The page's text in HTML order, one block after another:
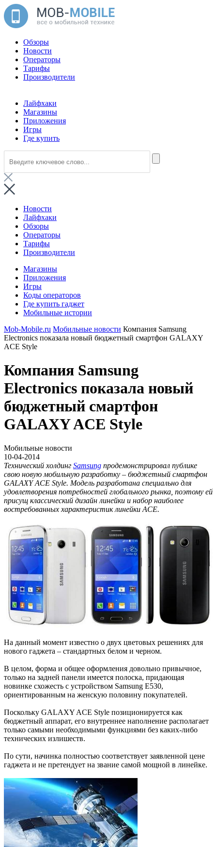
Обзоры
Новости
Операторы
Тарифы
Производители
Лайфхаки
Магазины
Приложения
Игры
Где купить
Новости
Лайфхаки
Обзоры
Операторы
Тарифы
Производители
Магазины
Приложения
Игры
Коды операторов
Где купить гаджет
Мобильные истории
Mob-Mobile.ru Мобильные новости Компания Samsung
Electronics показала новый бюджетный смартфон GALAXY
ACE Style
Компания Samsung
Electronics показала новый
бюджетный смартфон
GALAXY ACE Style
Мобильные новости
10-04-2014
Технический холдинг Samsung продемонстрировал публике
свою новую мобильную разработку – бюджетный смартфон
GALAXY ACE Style. Модель разработана специально для
удовлетворения потребностей глобального рынка, поэтому ей
присущ классический дизайн линейки и набор наиболее
востребованных характеристик линейки ACE.
На данный момент известно о двух цветовых решениях для
нового гаджета – стандартных белом и черном.
В целом, форма и общее оформления довольно привычное,
только на задней панели имеется полоска, придающая
новинке схожесть с устройством Samsung E530,
ориентированным на женскую половину покупателей.
Поскольку GALAXY ACE Style позиционируется как
бюджетный аппарат, его внутреннее наполнение располагает
только самыми необходимыми функциями без каких-либо
технических излишеств.
По сути, начинка полностью соответствует заявленной цене
гаджета и не претендует на звание самой мощной в линейке.